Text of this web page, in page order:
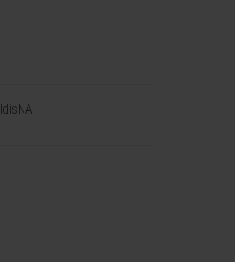
IdisNA